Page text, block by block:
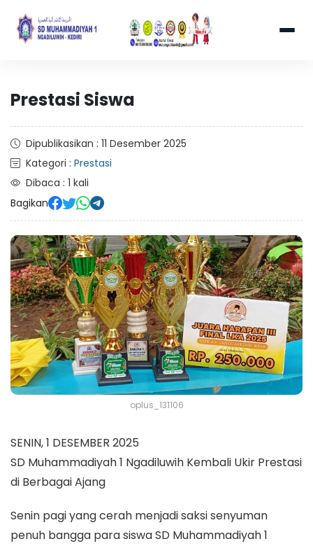
Prestasi Siswa
Dipublikasikan : 11 Desember 2025
Kategori : Prestasi
Dibaca : 1 kali
Bagikan
oplus_131106
SENIN, 1 DESEMBER 2025
SD Muhammadiyah 1 Ngadiluwih Kembali Ukir Prestasi
di Berbagai Ajang
Senin pagi yang cerah menjadi saksi senyuman
penuh bangga para siswa SD Muhammadiyah 1